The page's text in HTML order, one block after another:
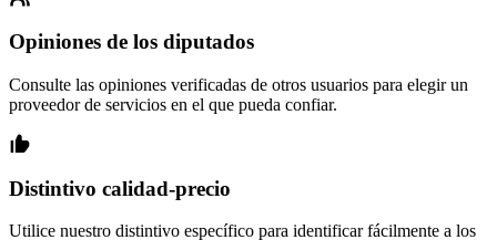
Opiniones de los diputados
Consulte las opiniones verificadas de otros usuarios para elegir un
proveedor de servicios en el que pueda confiar.
Distintivo calidad-precio
Utilice nuestro distintivo específico para identificar fácilmente a los